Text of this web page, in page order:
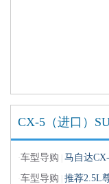
CX-5（进口）
车型导购 马自达
车型导购 推荐2.5L